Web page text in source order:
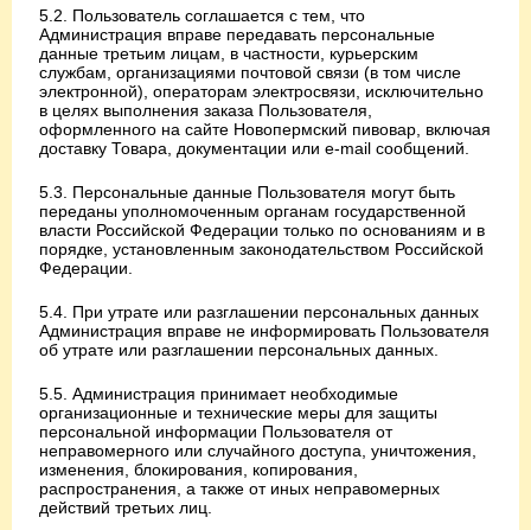
5.2. Пользователь соглашается с тем, что
Администрация вправе передавать персональные
данные третьим лицам, в частности, курьерским
службам, организациями почтовой связи (в том числе
электронной), операторам электросвязи, исключительно
в целях выполнения заказа Пользователя,
оформленного на сайте Новопермский пивовар, включая
доставку Товара, документации или e-mail сообщений.
5.3. Персональные данные Пользователя могут быть
переданы уполномоченным органам государственной
власти Российской Федерации только по основаниям и в
порядке, установленным законодательством Российской
Федерации.
5.4. При утрате или разглашении персональных данных
Администрация вправе не информировать Пользователя
об утрате или разглашении персональных данных.
5.5. Администрация принимает необходимые
организационные и технические меры для защиты
персональной информации Пользователя от
неправомерного или случайного доступа, уничтожения,
изменения, блокирования, копирования,
распространения, а также от иных неправомерных
действий третьих лиц.